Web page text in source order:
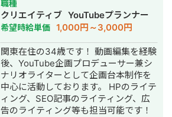
ナー・現場・顧客すべての気持ちに精
通したコミュニュケーションで結果を
出すのが得意です。
ャンネルを4ヶ月で作ることに成功。
携わった業種はフィットネス業界、エ
ステ業界、金融、不動産になります。
フォロワーの増加×売上アップ この2つ
の軸で皆様に価値提供をしていきたい
と考えています。 現在実績の作りのた
め低価格でお仕事を承っております。
画編集
職種
クリエイティブ YouTubeプランナー
希望時給単価 1,000円～3,000円
関東在住の34歳です！ 動画編集を経験
後、YouTube企画プロデューサー兼シ
ナリオライターとして企画台本制作を
中心に活動しております。 HPのライテ
ィング、SEO記事のライティング、広
告のライティング等も担当可能です！